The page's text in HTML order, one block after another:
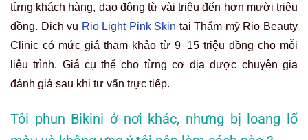
từng khách hàng, dao động từ vài triệu đến hơn mười triệu
đồng. Dịch vụ Rio Light Pink Skin tại Thẩm mỹ Rio Beauty
Clinic có mức giá tham khảo từ 9–15 triệu đồng cho mỗi
liệu trình. Giá cụ thể cho từng cơ địa được chuyên gia
đánh giá sau khi tư vấn trực tiếp.
Tôi phun Bikini ở nơi khác, nhưng bị loang lổ